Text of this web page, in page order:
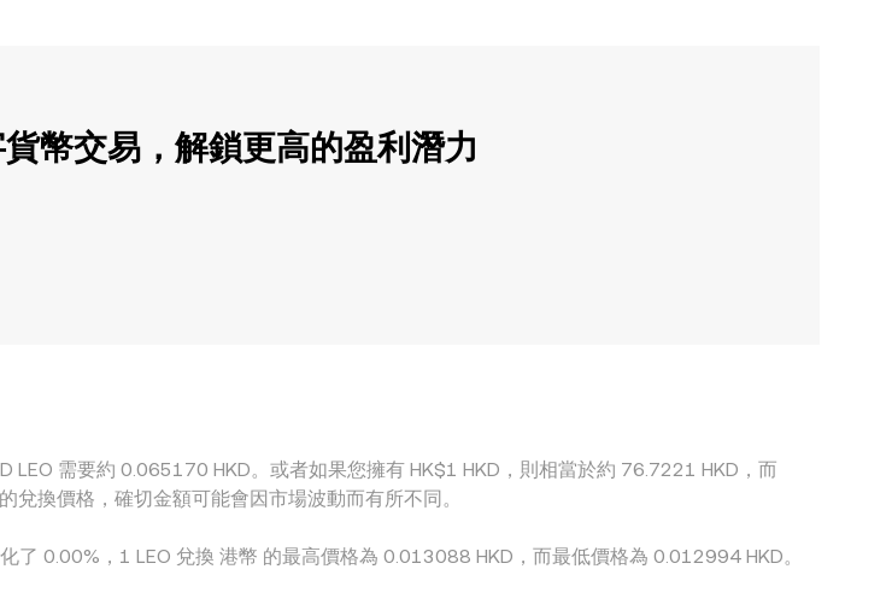
幣交易，解鎖更高的盈利潛力
LEO 需要約 0.065170 HKD。或者如果您擁有 HK$1 HKD，則相當於約 76.7221 HKD，而
兌換價格，確切金額可能會因市場波動而有所不同。
了 0.00%，1 LEO 兌換 港幣 的最高價格為 0.013088 HKD，而最低價格為 0.012994 HKD。